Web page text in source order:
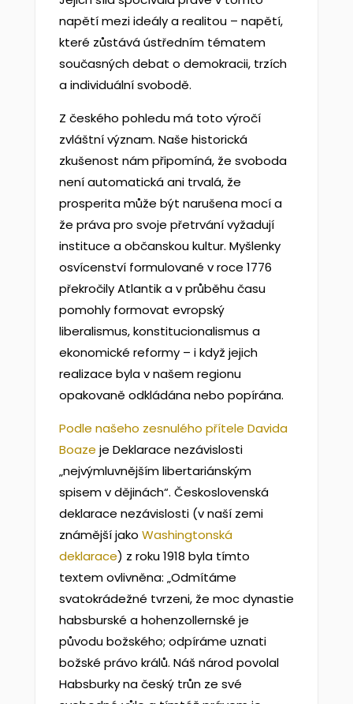
napětí mezi ideály a realitou – napětí,
které zůstává ústředním tématem
současných debat o demokracii, trzích
a individuální svobodě.
Z českého pohledu má toto výročí
zvláštní význam. Naše historická
zkušenost nám připomíná, že svoboda
není automatická ani trvalá, že
prosperita může být narušena mocí a
že práva pro svoje přetrvání vyžadují
instituce a občanskou kultur. Myšlenky
osvícenství formulované v roce 1776
překročily Atlantik a v průběhu času
pomohly formovat evropský
liberalismus, konstitucionalismus a
ekonomické reformy – i když jejich
realizace byla v našem regionu
opakovaně odkládána nebo popírána.
Podle našeho zesnulého přítele Davida
Boaze je Deklarace nezávislosti
„nejvýmluvnějším libertariánským
spisem v dějinách“. Československá
deklarace nezávislosti (v naší zemi
známější jako Washingtonská
deklarace) z roku 1918 byla tímto
textem ovlivněna: „Odmítáme
svatokrádežné tvrzeni, že moc dynastie
habsburské a hohenzollernské je
původu božského; odpíráme uznati
božské právo králů. Náš národ povolal
Habsburky na český trůn ze své